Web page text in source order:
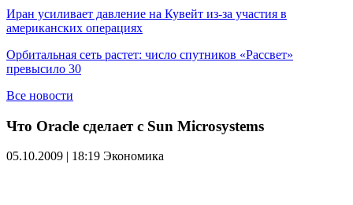
Иран усиливает давление на Кувейт из-за участия в
американских операциях
Орбитальная сеть растет: число спутников «Рассвет»
превысило 30
Все новости
Что Oracle сделает с Sun Microsystems
05.10.2009 | 18:19 Экономика